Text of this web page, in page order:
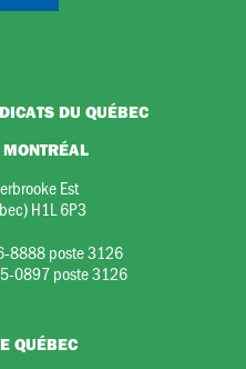
DU QUÉBEC
Est
H1L 6P3
8888 poste 3126
0897 poste 3126
QUÉBEC